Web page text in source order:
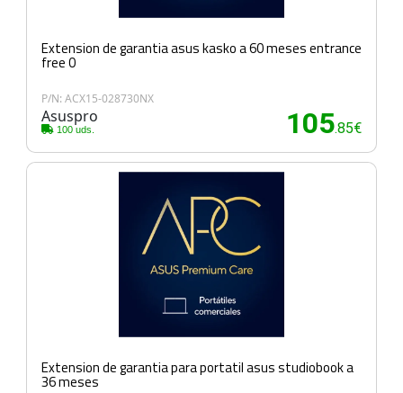
Extension de garantia asus kasko a 60 meses entrance
free 0
P/N: ACX15-028730NX
Asuspro
100 uds. 105.85€
Extension de garantia para portatil asus studiobook a
36 meses